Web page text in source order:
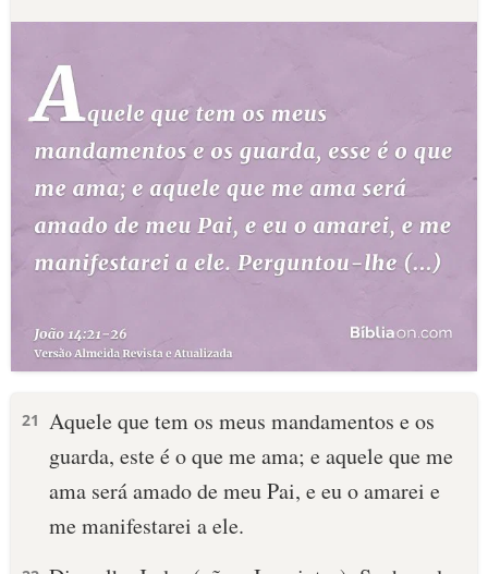
21 Aquele que tem os meus mandamentos e os
guarda, este é o que me ama; e aquele que me
ama será amado de meu Pai, e eu o amarei e
me manifestarei a ele.